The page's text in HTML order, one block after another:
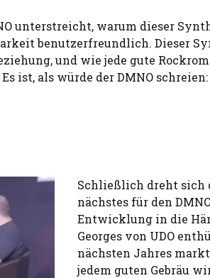
unterstreicht, warum dieser
benutzerfreundlich. Dieser
und wie jede gute
ist, als würde der DMNO
Schließlich dreht sich
nächstes für den
Entwicklung in die
Georges von UDO
nächsten Jahres
jedem guten Gebräu